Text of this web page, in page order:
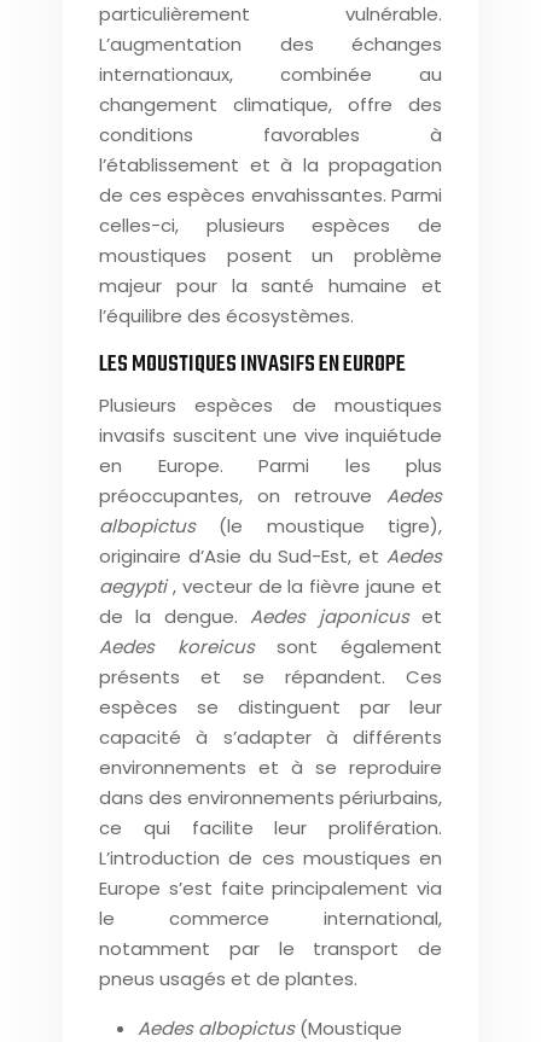
particulièrement vulnérable.
L’augmentation des échanges
internationaux, combinée au
changement climatique, offre des
conditions favorables à
l’établissement et à la propagation
de ces espèces envahissantes. Parmi
celles-ci, plusieurs espèces de
moustiques posent un problème
majeur pour la santé humaine et
l’équilibre des écosystèmes.
LES MOUSTIQUES INVASIFS EN EUROPE
Plusieurs espèces de moustiques
invasifs suscitent une vive inquiétude
en Europe. Parmi les plus
préoccupantes, on retrouve Aedes
albopictus (le moustique tigre),
originaire d’Asie du Sud-Est, et Aedes
aegypti, vecteur de la fièvre jaune et
de la dengue.Aedes japonicuset
Aedes koreicussont également
présents et se répandent. Ces
espèces se distinguent par leur
capacité à s’adapter à différents
environnements et à se reproduire
dans des environnements périurbains,
ce qui facilite leur prolifération.
L’introduction de ces moustiques en
Europe s’est faite principalement via
le commerce international,
notamment par le transport de
pneus usagés et de plantes.
Aedes albopictus(Moustique